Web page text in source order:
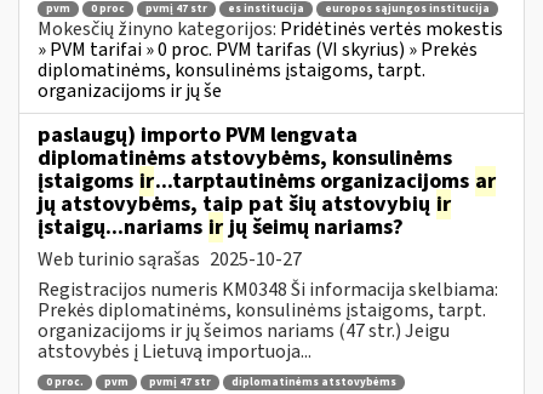
pvm 0 proc pvmį 47 str es institucija europos sąjungos institucija
Mokesčių žinyno kategorijos: Pridėtinės vertės mokestis
» PVM tarifai » 0 proc. PVM tarifas (VI skyrius) » Prekės
diplomatinėms, konsulinėms įstaigoms, tarpt.
organizacijoms ir jų še
paslaugų) importo PVM lengvata
diplomatinėms atstovybėms, konsulinėms
įstaigoms ir...tarptautinėms organizacijoms ar
jų atstovybėms, taip pat šių atstovybių ir
įstaigų...nariams irjų šeimų nariams?
Web turinio sąrašas 2025-10-27
Registracijos numeris KM0348 Ši informacija skelbiama:
Prekės diplomatinėms, konsulinėms įstaigoms, tarpt.
organizacijoms ir jų šeimos nariams (47 str.) Jeigu
atstovybės į Lietuvą importuoja...
0 proc. pvm pvmį 47 str
diplomatinėms atstovybėms